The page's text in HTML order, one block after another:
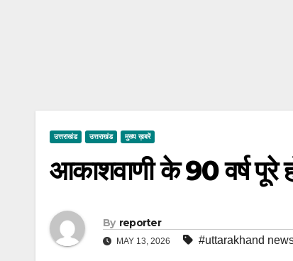
उत्तराखंड उत्तराखंड मुख्य ख़बरें
आकाशवाणी के 90 वर्ष पूरे
By reporter
MAY 13, 2026 #uttarakhand